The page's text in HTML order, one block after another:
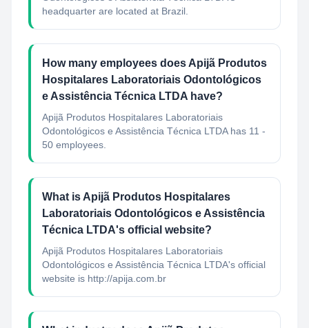
headquarter are located at Brazil.
How many employees does Apijã Produtos
Hospitalares Laboratoriais Odontológicos
e Assistência Técnica LTDA have?
Apijã Produtos Hospitalares Laboratoriais
Odontológicos e Assistência Técnica LTDA has 11 -
50 employees.
What is Apijã Produtos Hospitalares
Laboratoriais Odontológicos e Assistência
Técnica LTDA's official website?
Apijã Produtos Hospitalares Laboratoriais
Odontológicos e Assistência Técnica LTDA's official
website is http://apija.com.br